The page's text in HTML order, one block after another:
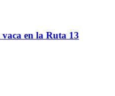
en la Ruta 13